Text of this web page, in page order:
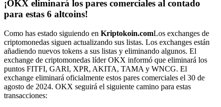
¡OKX eliminará los pares comerciales al contado
para estas 6 altcoins!
Como has estado siguiendo en Kriptokoin.comLos exchanges de
criptomonedas siguen actualizando sus listas. Los exchanges están
añadiendo nuevos tokens a sus listas y eliminando algunos. El
exchange de criptomonedas líder OKX informó que eliminará los
puntos FITFI, GARI, XPR, AKITA, TAMA y WNCG. El
exchange eliminará oficialmente estos pares comerciales el 30 de
agosto de 2024. OKX seguirá el siguiente camino para estas
transacciones: